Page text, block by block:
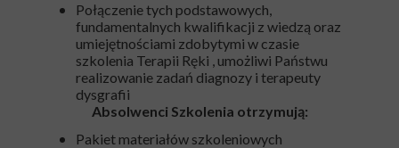
Połączenie tych podstawowych,
fundamentalnych kwalifikacji z wiedzą oraz
umiejętnościami zdobytymi w czasie
szkolenia Terapii Ręki , umożliwi Państwu
realizowanie zadań diagnozy i terapeuty
dysgrafii
Absolwenci Szkolenia otrzymują:
Pakiet materiałów szkoleniowych